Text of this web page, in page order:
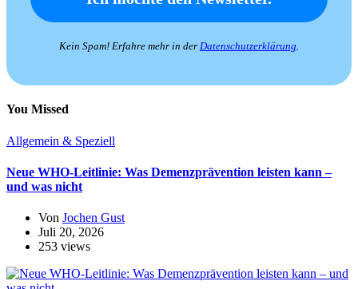
Kein Spam! Erfahre mehr in der Datenschutzerklärung.
You Missed
Allgemein & Speziell
Neue WHO-Leitlinie: Was Demenzprävention leisten kann –
und was nicht
Von Jochen Gust
Juli 20, 2026
253 views